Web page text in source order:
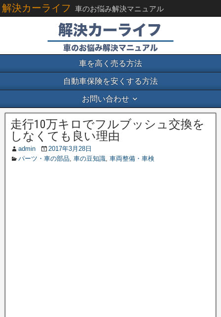
解決カーライフ 車のお悩み解決マニュアル
車を高く売る方法
自動車保険を安くする方法
お問い合わせ
走行10万キロでフルブッシュ交換を
しなくても良い理由
admin
2017年3月28日
パーツ・車の部品, 車の豆知識, 車両整備・車検